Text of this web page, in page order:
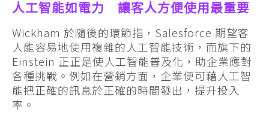
人工智能如電力 讓客人方便使用最重要
Wickham 於隨後的環節指，Salesforce 期望客
人能容易地使用複雜的人工智能技術，而旗下的
Einstein 正正是使人工智能普及化，助企業應對
各種挑戰。例如在營銷方面，企業便可藉人工智
能把正確的訊息於正確的時間發出，提升投入
率。